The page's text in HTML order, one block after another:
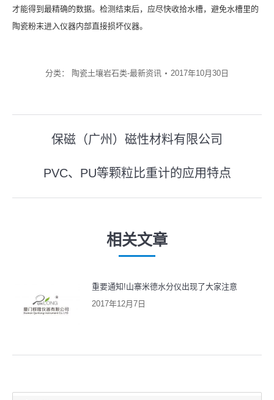
才能得到最精确的数据。检测结束后，应尽快收拾水槽，避免水槽里的
陶瓷粉末进入仪器内部直接损坏仪器。
分类： 陶瓷土壤岩石类-最新资讯 2017年10月30日
上
一
文
保磁（广州）磁性材料有限公司
下
一
文
章：
PVC、PU等颗粒比重计的应用特点
相关文章
重要通知!山寨米德水分仪出现了大家注意
2017年12月7日